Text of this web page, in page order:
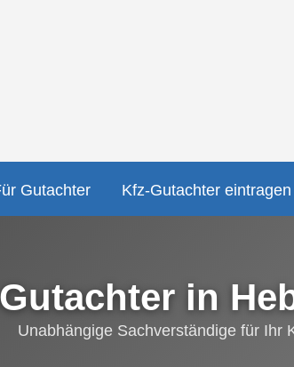
Gutachter Kfz-Gutachter eintragen
in
Unabhängige Sachverständige für Ihr